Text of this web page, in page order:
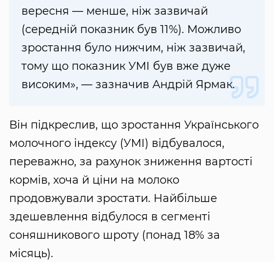
вересня — менше, ніж зазвичай
(середній показник був 11%). Можливо
зростання було нижчим, ніж зазвичай,
тому що показник УМІ був вже дуже
високим», — зазначив Андрій Ярмак.
Він підкреслив, що зростання Українського
молочного індексу (УМІ) відбувалося,
переважно, за рахунок зниження вартості
кормів, хоча й ціни на молоко
продовжували зростати. Найбільше
здешевлення відбулося в сегменті
соняшникового шроту (понад 18% за
місяць).